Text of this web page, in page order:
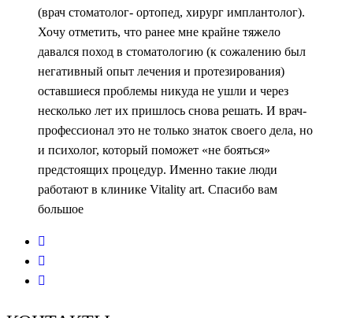
(врач стоматолог- ортопед, хирург имплантолог).
Хочу отметить, что ранее мне крайне тяжело
давался поход в стоматологию (к сожалению был
негативный опыт лечения и протезирования)
оставшиеся проблемы никуда не ушли и через
несколько лет их пришлось снова решать. И врач-
профессионал это не только знаток своего дела, но
и психолог, который поможет «не бояться»
предстоящих процедур. Именно такие люди
работают в клинике Vitality art. Спасибо вам
большое